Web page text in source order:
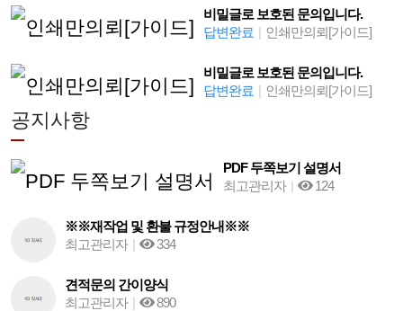
비밀글로 보호된 문의입니다.
답변완료 | 인쇄만의뢰[가이드]
비밀글로 보호된 문의입니다.
답변완료 | 인쇄만의뢰[가이드]
공지사항
PDF 두쪽보기 설명서
최고관리자 | 124
※※재작업 및 환불 규정안내※※
최고관리자 | 334
견적문의 간이양식
최고관리자 | 890